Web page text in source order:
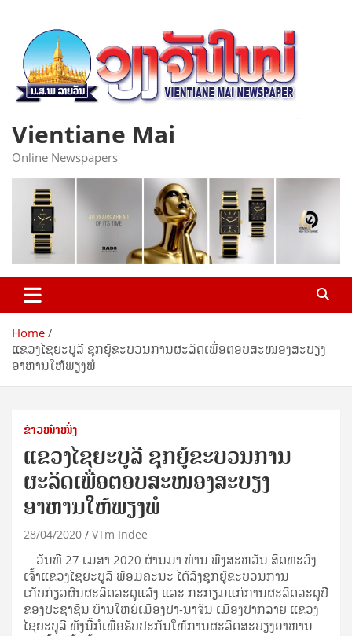
content
Vientiane Mai
Online Newspapers
Home
ແຂວງໄຊຍະບູລີ ຊຸກຍູ້ຂະບວນການຜະລິດເພື່ອຕອບສະໜອງສະບຽງ
ອາຫານໃຫ້ພຽງພໍ​
ຂ່າວໜ້າໜຶ່ງ
ແຂວງໄຊຍະບູລີ ຊຸກຍູ້ຂະບວນການ
ຜະລິດເພື່ອຕອບສະໜອງສະບຽງ
ອາຫານໃຫ້ພຽງພໍ​
28/04/2020 VTm Indee
ວັນທີ 27 ເມສາ 2020 ຜ່ານມາ ທ່ານ ພົງສະຫວັນ ສິດທະວົງ
ເຈົ້າແຂວງໄຊຍະບູລີ ພ້ອມຄະນະ ໄດ້ລົງຊຸກຍູ້ຂະບວນການ
ເກັບກ່ຽວຜົນຜະລິດລະດູແລ້ງ ແລະ ກະກຽມແກ່ການຜະລິດລະດູປີ
ຂອງປະຊາຊົນ ບ້ານໃຫຍ່ເມືອງປາ-ນາຈັນ ເມືອງປາກລາຍ ແຂວງ
ໄຊຍະບູລີ ທັງນີ້ກໍເພື່ອຮັບປະກັນໃຫ້ການຜະລິດສະບຽງອາຫານ